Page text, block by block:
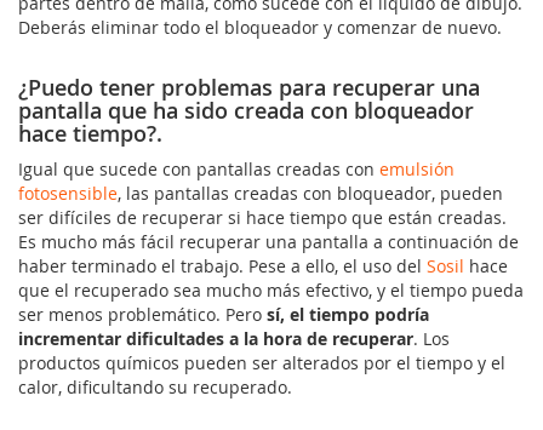
Deberás eliminar todo el bloqueador y comenzar de nuevo.
¿Puedo tener problemas para recuperar una
pantalla que ha sido creada con bloqueador
hace tiempo?.
Igual que sucede con pantallas creadas con emulsión
fotosensible, las pantallas creadas con bloqueador, pueden
ser difíciles de recuperar si hace tiempo que están creadas.
Es mucho más fácil recuperar una pantalla a continuación de
haber terminado el trabajo. Pese a ello, el uso del Sosil hace
que el recuperado sea mucho más efectivo, y el tiempo pueda
ser menos problemático. Pero sí, el tiempo podría
incrementar dificultades a la hora de recuperar. Los
productos químicos pueden ser alterados por el tiempo y el
calor, dificultando su recuperado.